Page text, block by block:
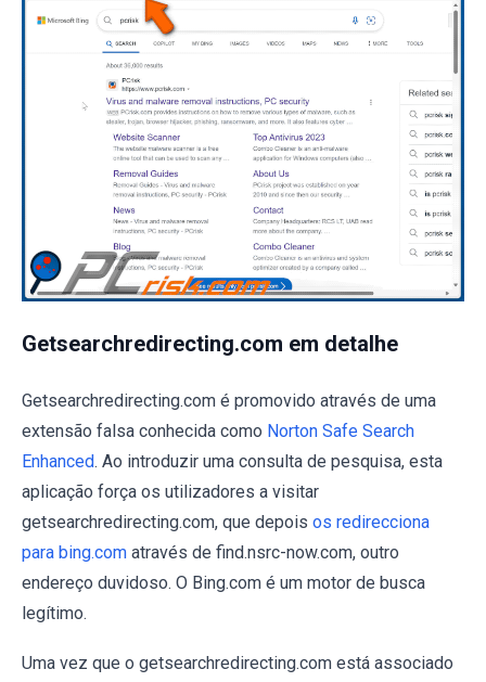
Getsearchredirecting.com em detalhe
Getsearchredirecting.com é promovido através de uma
extensão falsa conhecida como Norton Safe Search
Enhanced. Ao introduzir uma consulta de pesquisa, esta
aplicação força os utilizadores a visitar
getsearchredirecting.com, que depois os redirecciona
para bing.com através de find.nsrc-now.com, outro
endereço duvidoso. O Bing.com é um motor de busca
legítimo.
Uma vez que o getsearchredirecting.com está associado